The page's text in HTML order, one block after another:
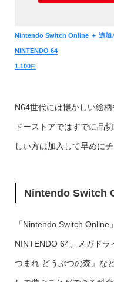
Nintendo Switch Online ＋ 追加
NINTENDO 64
1,100円
N64世代には懐かしい絵
ドーストアではすでに品
しい方は加入して早めに
Nintendo Switch
「Nintendo Switch Online
NINTENDO 64、メガド
つまれ どうぶつの森』な